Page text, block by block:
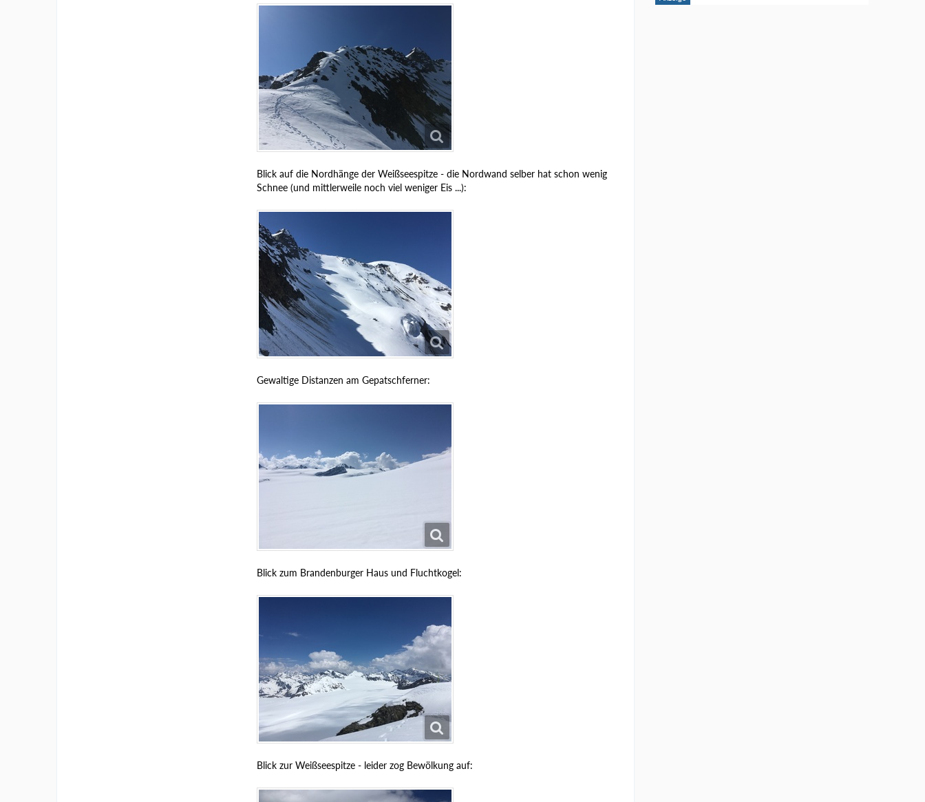
Blick auf die Nordhänge der Weißseespitze - die Nordwand selber hat schon wenig
Schnee (und mittlerweile noch viel weniger Eis ...):
Gewaltige Distanzen am Gepatschferner:
Blick zum Brandenburger Haus und Fluchtkogel:
Blick zur Weißseespitze - leider zog Bewölkung auf: